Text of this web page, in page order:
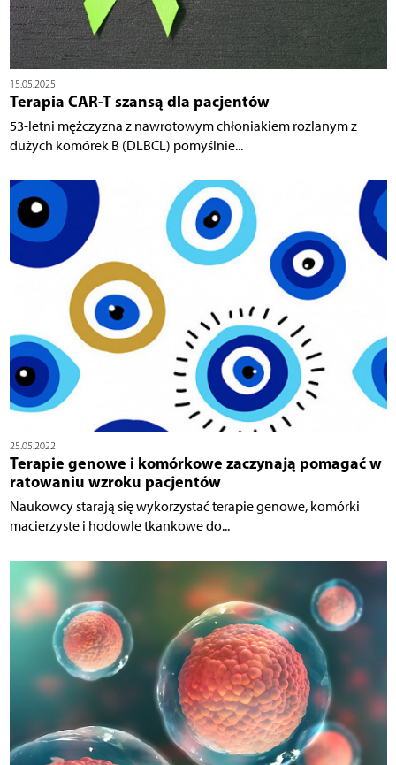
15.05.2025
Terapia CAR-T szansą dla pacjentów
53-letni mężczyzna z nawrotowym chłoniakiem rozlanym z
dużych komórek B (DLBCL) pomyślnie...
25.05.2022
Terapie genowe i komórkowe zaczynają pomagać w
ratowaniu wzroku pacjentów
Naukowcy starają się wykorzystać terapie genowe, komórki
macierzyste i hodowle tkankowe do...